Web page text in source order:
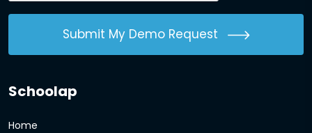
Submit My Demo Request
Schoolap
Home